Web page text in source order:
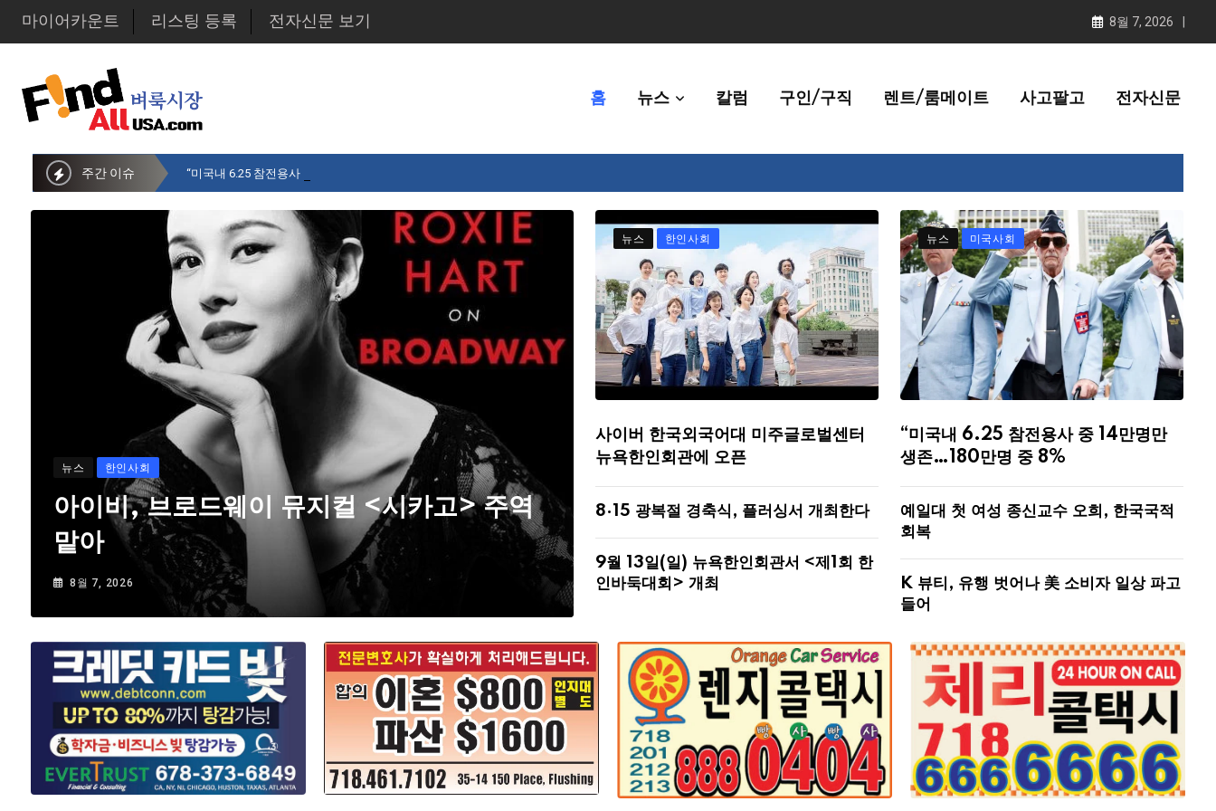
마이어카운트 리스팅 등록 전자신문 보기 8월 7, 2026
홈 뉴스 칼럼 구인/구직 렌트/룸메이트 사고팔고 전자신문
주간 이슈 “미국내 6.25 참전용사 중 14만명만 생존…180만명 중 8% 수준
뉴스 한인사회
아이비, 브로드웨이 뮤지컬 <시카고> 주역
맡아
8월 7, 2026
뉴스 한인사회
사이버 한국외국어대 미주글로벌센터
뉴욕한인회관에 오픈
8·15 광복절 경축식, 플러싱서 개최한다
9월 13일(일) 뉴욕한인회관서 <제1회 한
인바둑대회> 개최
뉴스 미국사회
“미국내 6.25 참전용사 중 14만명만
생존…180만명 중 8%
예일대 첫 여성 종신교수 오희, 한국국적
회복
K 뷰티, 유행 벗어나 美 소비자 일상 파고
들어